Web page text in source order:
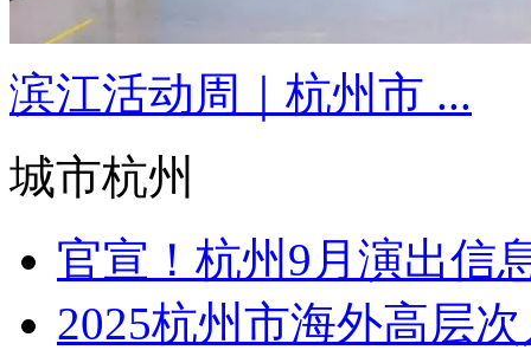
滨江活动周｜杭州市 ...
城市杭州
官宣！杭州9月演出信
2025杭州市海外高层